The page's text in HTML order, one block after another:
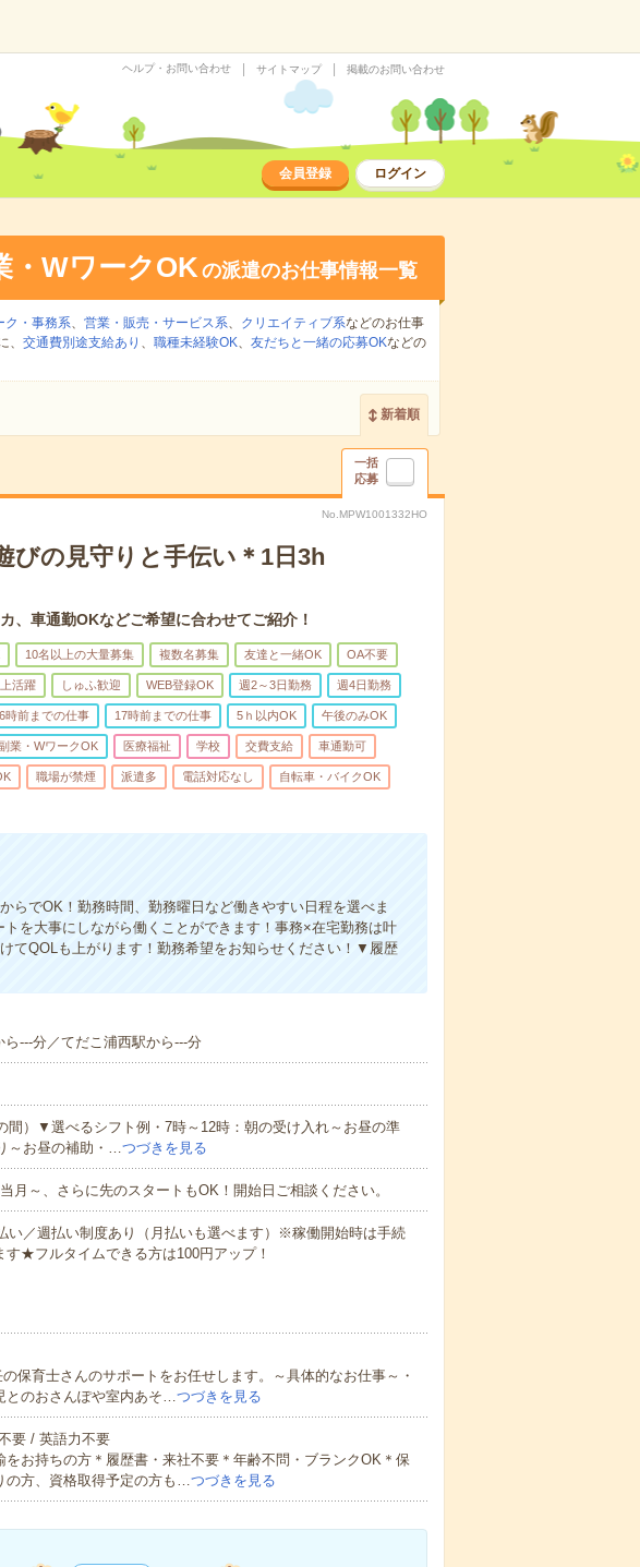
ヘルプ・お問い合わせ サイトマップ 掲載のお問い合わせ
会員登録 ログイン
・WワークOKの派遣のお仕事情報一覧
ク・事務系、 営業・販売・サービス系、 クリエイティブ系などのお仕事
交通費別途支給あり 、 職種未経験OK、 友だちと一緒の応募OKなどの
新着順
一括
応募
No.MPW1001332HO
びの見守りと手伝い＊1日3h
車通勤OKなどご希望に合わせてご紹介！
10名以上の大量募集 複数名募集 友達と一緒OK OA不要
活躍 しゅふ歓迎 WEB登録OK 週2～3日勤務 週4日勤務
時前までの仕事 17時前までの仕事 5ｈ以内OK 午後のみOK
業・WワークOK 医療福祉 学校 交費支給 車通勤可
職場が禁煙 派遣多 電話対応なし 自転車・バイクOK
らでOK！勤務時間、勤務曜日など働きやすい日程を選べま
を大事にしながら働くことができます！事務×在宅勤務は叶
てQOLも上がります！勤務希望をお知らせください！▼履歴
---分／てだこ浦西駅から---分
間）▼選べるシフト例・7時～12時：朝の受け入れ～お昼の準
～お昼の補助・…つづきを見る
、さらに先のスタートもOK！開始日ご相談ください。
／週払い制度あり（月払いも選べます）※稼働開始時は手続
す★フルタイムできる方は100円アップ！
保育士さんのサポートをお任せします。～具体的なお仕事～・
とのおさんぽや室内あそ…つづきを見る
要 / 英語力不要
お持ちの方＊履歴書・来社不要＊年齢不問・ブランクOK＊保
の方、資格取得予定の方も…つづきを見る